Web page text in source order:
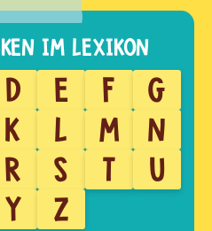
D E F
G
K L M
N
R S T
U
Y Z